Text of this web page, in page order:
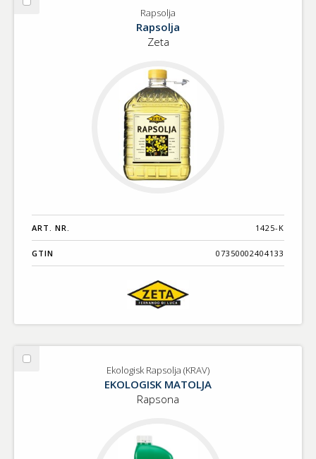
Välj
Rapsolja
Rapsolja
Zeta
ART. NR. 1425-K
GTIN 07350002404133
Välj
Ekologisk Rapsolja (KRAV)
EKOLOGISK MATOLJA
Rapsona